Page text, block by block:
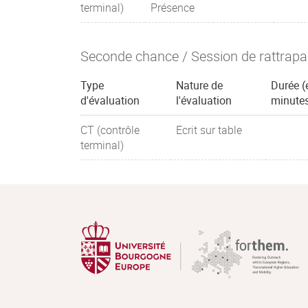
terminal) Présence
Seconde chance / Session de
Type
d'évaluation
Nature de
l'évaluation
Durée
CT (contrôle
terminal)
Ecrit sur table